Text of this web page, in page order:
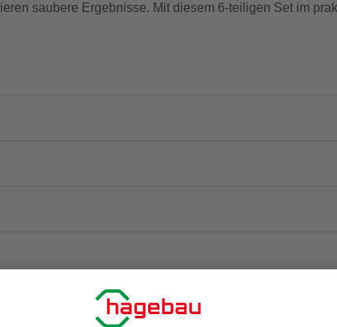
saubere Ergebnisse. Mit diesem 6-teiligen Set im